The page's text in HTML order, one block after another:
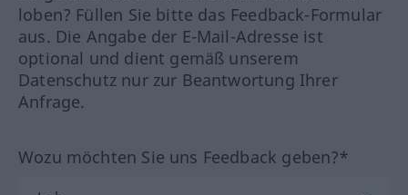
loben? Füllen Sie bitte das Feedback-Formular
aus. Die Angabe der E-Mail-Adresse ist
optional und dient gemäß unserem
Datenschutz nur zur Beantwortung Ihrer
Anfrage.
Wozu möchten Sie uns Feedback geben?*